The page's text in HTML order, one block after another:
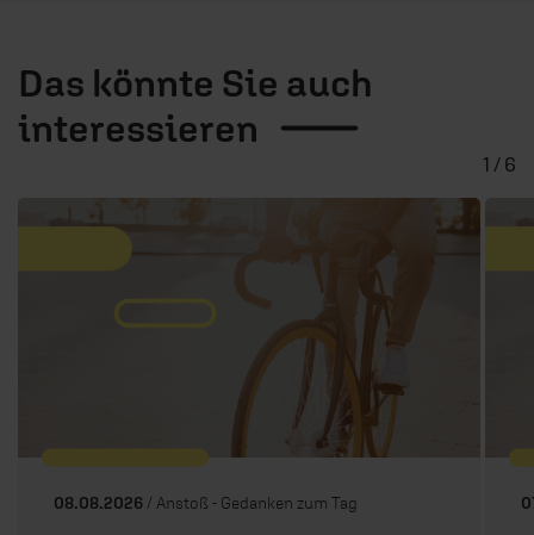
Das könnte Sie auch
interessieren
08.08.2026 / Anstoß - Gedanken zum Tag
1 / 6